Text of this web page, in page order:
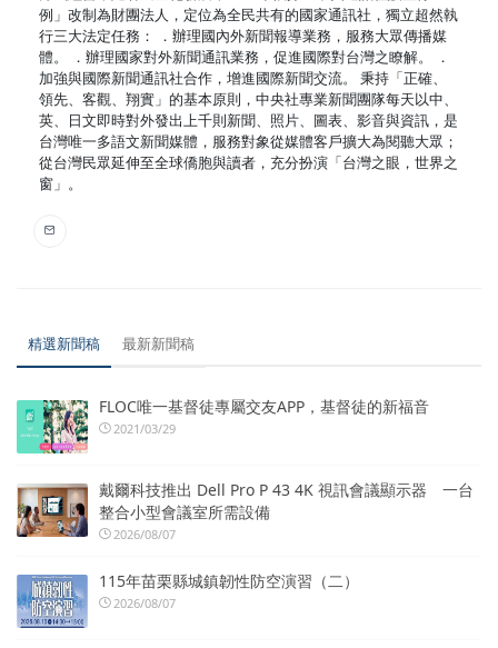
例」改制為財團法人，定位為全民共有的國家通訊社，獨立超然執
行三大法定任務： ．辦理國內外新聞報導業務，服務大眾傳播媒
體。 ．辦理國家對外新聞通訊業務，促進國際對台灣之瞭解。 ．
加強與國際新聞通訊社合作，增進國際新聞交流。 秉持「正確、
領先、客觀、翔實」的基本原則，中央社專業新聞團隊每天以中、
英、日文即時對外發出上千則新聞、照片、圖表、影音與資訊，是
台灣唯一多語文新聞媒體，服務對象從媒體客戶擴大為閱聽大眾；
從台灣民眾延伸至全球僑胞與讀者，充分扮演「台灣之眼，世界之
窗」。
精選新聞稿 最新新聞稿
FLOC唯一基督徒專屬交友APP，基督徒的新福音
2021/03/29
戴爾科技推出 Dell Pro P 43 4K 視訊會議顯示器 一台
整合小型會議室所需設備
2026/08/07
115年苗栗縣城鎮韌性防空演習（二）
2026/08/07